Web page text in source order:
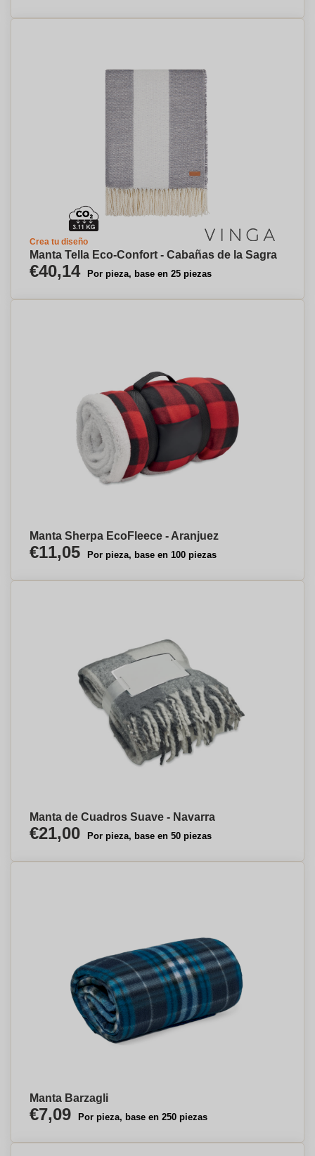
Crea tu diseño
Manta Tella Eco-Confort - Cabañas de la Sagra
€40,14 Por pieza, base en 25 piezas
Manta Sherpa EcoFleece - Aranjuez
€11,05 Por pieza, base en 100 piezas
Manta de Cuadros Suave - Navarra
€21,00 Por pieza, base en 50 piezas
Manta Barzagli
€7,09 Por pieza, base en 250 piezas